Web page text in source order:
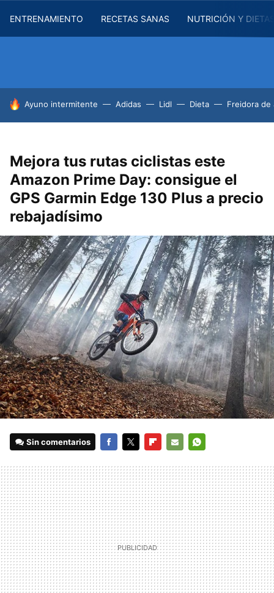
ENTRENAMIENTO RECETAS SANAS NUTRICIÓN Y
HOY SE HABLA DE
Ayuno intermitente Adidas Lidl Dieta Freidora de
Mejora tus rutas ciclistas este
Amazon Prime Day: consigue el
GPS Garmin Edge 130 Plus a precio
rebajadísimo
Sin comentarios
MAIL